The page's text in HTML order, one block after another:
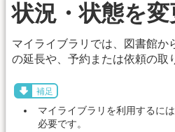
状況・状態を変
マイライブラリでは、図書館か
の延長や、予約または依頼の取
補足
マイライブラリを利用するに
必要です。